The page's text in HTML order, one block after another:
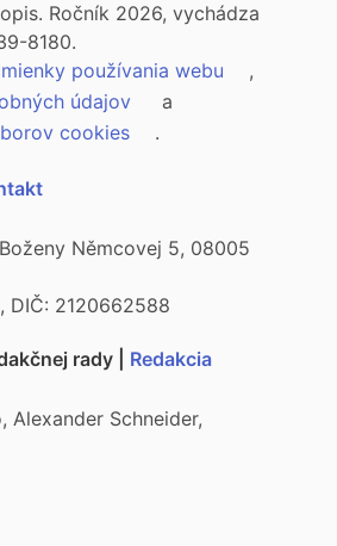
Ročník 2026, vychádza
8180.
používania webu
,
údajov
a
cookies
.
Němcovej 5, 08005
DIČ: 2120662588
rady | Redakcia
Alexander Schneider,